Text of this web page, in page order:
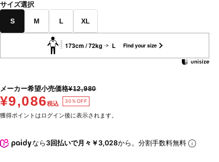
サイズ選択
S M L XL
173cm / 72kg L Find your size
メーカー希望小売価格¥12,980
¥9,086税込 30％OFF
獲得ポイントはログイン後に表示されます。
なら3回払いで月々￥3,028から。分割手数料無料